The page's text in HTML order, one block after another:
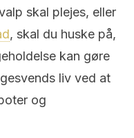
skal plejes, eller
, skal du huske på,
kan gøre
liv ved at
og